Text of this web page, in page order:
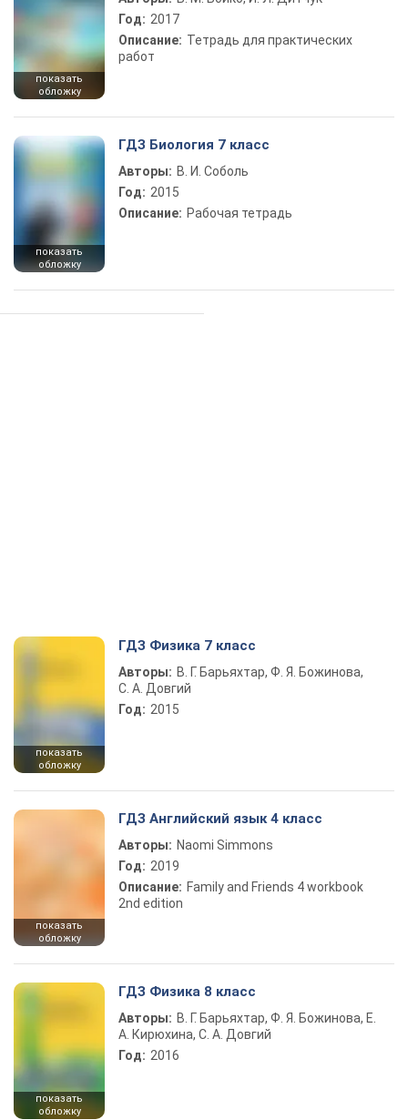
показать
обложку
Год: 2017
Описание: Тетрадь для практических
работ
показать
обложку
ГДЗ Биология 7 класс
Авторы: В. И. Соболь
Год: 2015
Описание: Рабочая тетрадь
показать
обложку
ГДЗ Физика 7 класс
Авторы: В. Г. Барьяхтар, Ф. Я. Божинова,
С. А. Довгий
Год: 2015
показать
обложку
ГДЗ Английский язык 4 класс
Авторы: Naomi Simmons
Год: 2019
Описание: Family and Friends 4 workbook
2nd edition
показать
обложку
ГДЗ Физика 8 класс
Авторы: В. Г. Барьяхтар, Ф. Я. Божинова, Е.
А. Кирюхина, С. А. Довгий
Год: 2016